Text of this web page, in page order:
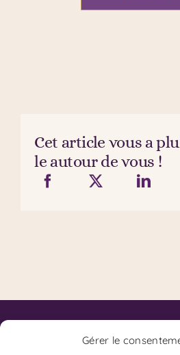
Gérer le
Cet article vous a
le autour de vous !
Contact
Code de
Code de Déontologie